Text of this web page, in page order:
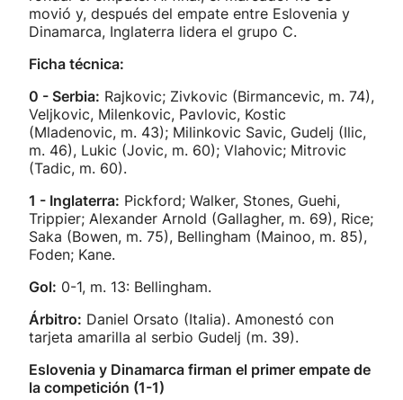
movió y, después del empate entre Eslovenia y
Dinamarca, Inglaterra lidera el grupo C.
Ficha técnica:
0 - Serbia: Rajkovic; Zivkovic (Birmancevic, m. 74),
Veljkovic, Milenkovic, Pavlovic, Kostic
(Mladenovic, m. 43); Milinkovic Savic, Gudelj (Ilic,
m. 46), Lukic (Jovic, m. 60); Vlahovic; Mitrovic
(Tadic, m. 60).
1 - Inglaterra: Pickford; Walker, Stones, Guehi,
Trippier; Alexander Arnold (Gallagher, m. 69), Rice;
Saka (Bowen, m. 75), Bellingham (Mainoo, m. 85),
Foden; Kane.
Gol: 0-1, m. 13: Bellingham.
Árbitro: Daniel Orsato (Italia). Amonestó con
tarjeta amarilla al serbio Gudelj (m. 39).
Eslovenia y Dinamarca firman el primer empate de
la competición (1-1)